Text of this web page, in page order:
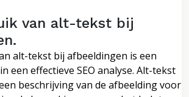
van alt-tekst bij
alt-tekst bij afbeeldingen is een
een effectieve SEO analyse. Alt-tekst
beschrijving van de afbeelding voor